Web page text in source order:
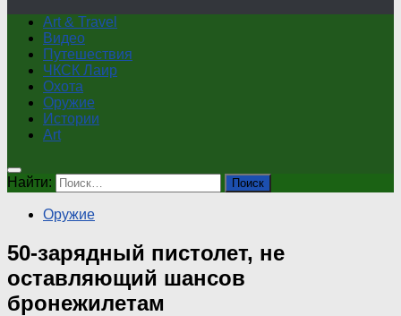
Art & Travel
Видео
Путешествия
ЧКСК Лаир
Охота
Оружие
Истории
Art
Найти:
Оружие
50-зарядный пистолет, не
оставляющий шансов
бронежилетам